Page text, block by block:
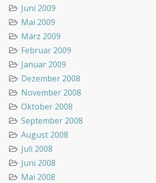
Juni 2009
Mai 2009
März 2009
Februar 2009
Januar 2009
Dezember 2008
November 2008
Oktober 2008
September 2008
August 2008
Juli 2008
Juni 2008
Mai 2008